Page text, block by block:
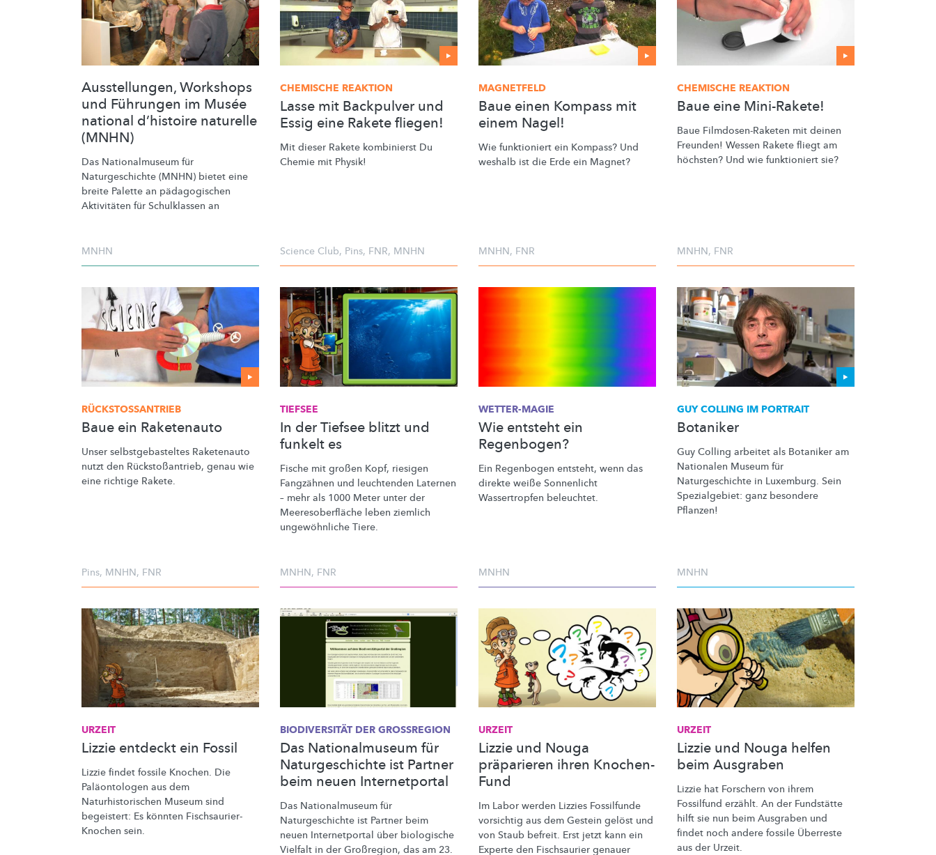
Ausstellungen, Workshops
und Führungen im Musée
national d’histoire naturelle
(MNHN)
Das Nationalmuseum für
Naturgeschichte (MNHN) bietet eine
breite Palette an pädagogischen
Aktivitäten für Schulklassen an
MNHN
CHEMISCHE REAKTION
Lasse mit Backpulver und
Essig eine Rakete fliegen!
Mit dieser Rakete kombinierst Du
Chemie mit Physik!
Science Club, Pins, FNR, MNHN
MAGNETFELD
Baue einen Kompass mit
einem Nagel!
Wie funktioniert ein Kompass? Und
weshalb ist die Erde ein Magnet?
MNHN, FNR
CHEMISCHE REAKTION
Baue eine Mini-Rakete!
Baue Filmdosen-Raketen mit deinen
Freunden! Wessen Rakete fliegt am
höchsten? Und wie funktioniert sie?
MNHN, FNR
RÜCKSTOSSANTRIEB
Baue ein Raketenauto
Unser selbstgebasteltes Raketenauto
nutzt den Rückstoßantrieb, genau wie
eine richtige Rakete.
Pins, MNHN, FNR
TIEFSEE
In der Tiefsee blitzt und
funkelt es
Fische mit großen Kopf, riesigen
Fangzähnen und leuchtenden Laternen
– mehr als 1000 Meter unter der
Meeresoberfläche leben ziemlich
ungewöhnliche Tiere.
MNHN, FNR
WETTER-MAGIE
Wie entsteht ein
Regenbogen?
Ein Regenbogen entsteht, wenn das
direkte weiße Sonnenlicht
Wassertropfen beleuchtet.
MNHN
GUY COLLING IM PORTRAIT
Botaniker
Guy Colling arbeitet als Botaniker am
Nationalen Museum für
Naturgeschichte in Luxemburg. Sein
Spezialgebiet: ganz besondere
Pflanzen!
MNHN
URZEIT
Lizzie entdeckt ein Fossil
Lizzie findet fossile Knochen. Die
Paläontologen aus dem
Naturhistorischen Museum sind
begeistert: Es könnten Fischsaurier-
Knochen sein.
BIODIVERSITÄT DER GROSSREGION
Das Nationalmuseum für
Naturgeschichte ist Partner
beim neuen Internetportal
Das Nationalmuseum für
Naturgeschichte ist Partner beim
neuen Internetportal über biologische
Vielfalt in der Großregion, das am 23.
URZEIT
Lizzie und Nouga
präparieren ihren Knochen-
Fund
Im Labor werden Lizzies Fossilfunde
vorsichtig aus dem Gestein gelöst und
von Staub befreit. Erst jetzt kann ein
Experte den Fischsaurier genauer
URZEIT
Lizzie und Nouga helfen
beim Ausgraben
Lizzie hat Forschern von ihrem
Fossilfund erzählt. An der Fundstätte
hilft sie nun beim Ausgraben und
findet noch andere fossile Überreste
aus der Urzeit.